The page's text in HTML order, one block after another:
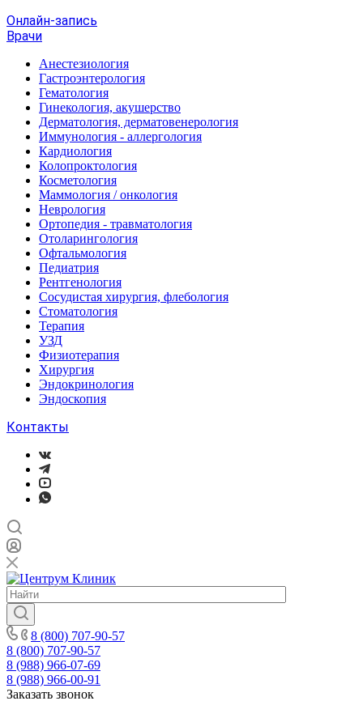
Онлайн-запись
Врачи
Анестезиология
Гастроэнтерология
Гематология
Гинекология, акушерство
Дерматология, дерматовенерология
Иммунология - аллергология
Кардиология
Колопроктология
Косметология
Маммология / онкология
Неврология
Ортопедия - травматология
Отоларингология
Офтальмология
Педиатрия
Рентгенология
Сосудистая хирургия, флебология
Стоматология
Терапия
УЗД
Физиотерапия
Хирургия
Эндокринология
Эндоскопия
Контакты
8 (800) 707-90-57
8 (800) 707-90-57
8 (988) 966-07-69
8 (988) 966-00-91
Заказать звонок